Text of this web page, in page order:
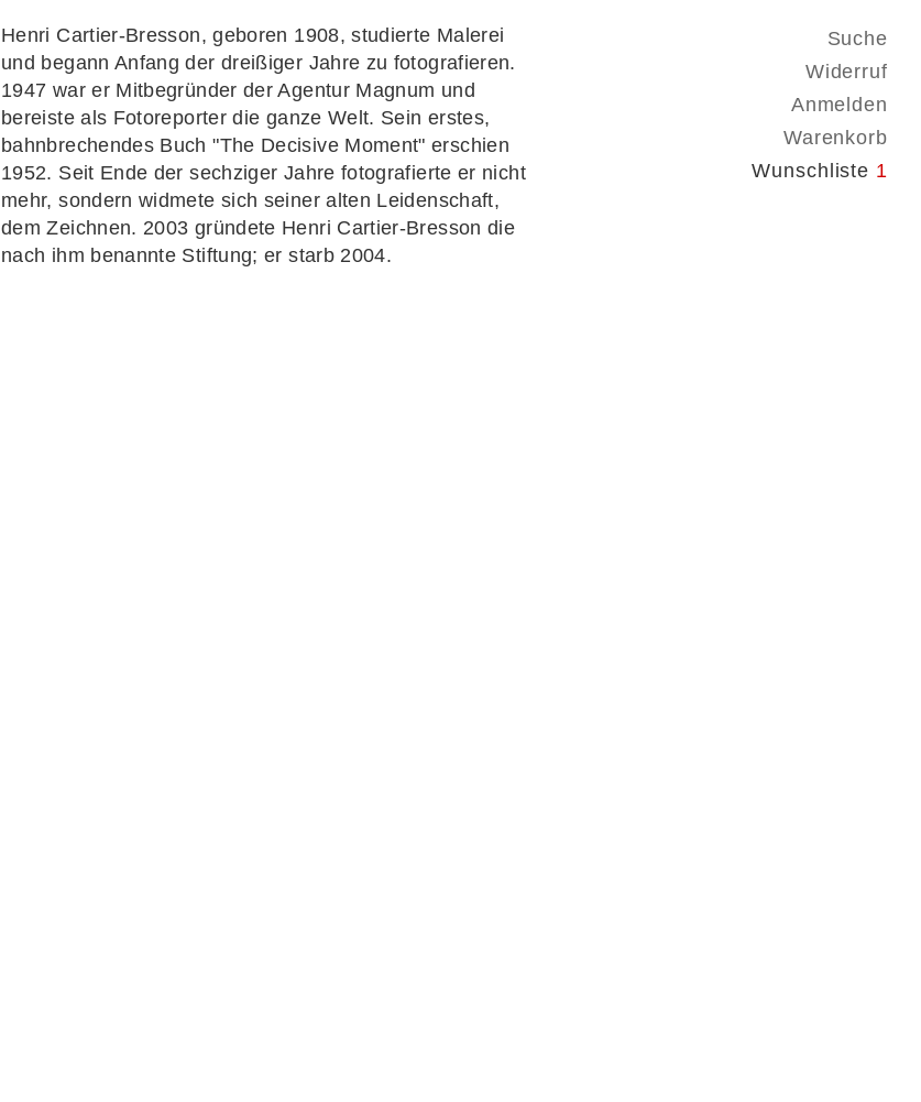
Suche
Widerruf
Anmelden
Warenkorb
Wunschliste 1
Henri Cartier-Bresson, geboren 1908, studierte Malerei
und begann Anfang der dreißiger Jahre zu fotografieren.
1947 war er Mitbegründer der Agentur Magnum und
bereiste als Fotoreporter die ganze Welt. Sein erstes,
bahnbrechendes Buch "The Decisive Moment" erschien
1952. Seit Ende der sechziger Jahre fotografierte er nicht
mehr, sondern widmete sich seiner alten Leidenschaft,
dem Zeichnen. 2003 gründete Henri Cartier-Bresson die
nach ihm benannte Stiftung; er starb 2004.